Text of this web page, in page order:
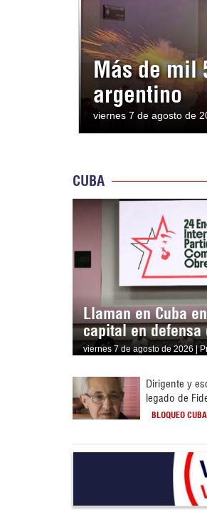
Más de mil
argentino
viernes 7 de agosto de
CUBA
Llaman en Cuba
capital en
viernes 7 de agosto de 2026 |
Dirigente y
legado de
BLOQUEO CUBA